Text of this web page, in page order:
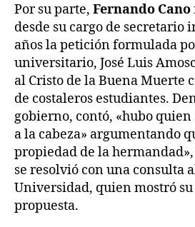
Por su parte, Fernando Cano
desde su cargo de secretario
años la petición formulada
universitario, José Luis
al Cristo de la Buena Muerte
de costaleros estudiantes.
gobierno, contó, «hubo quien
a la cabeza» argumentando
propiedad de la
se resolvió con una consulta
Universidad, quien mostró su
propuesta.